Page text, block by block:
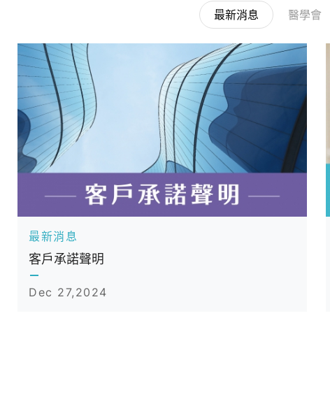
最新消息 醫學會
最新消息
八億實業成為上櫃生技股浩泰精準子公司
Dec 19,2024